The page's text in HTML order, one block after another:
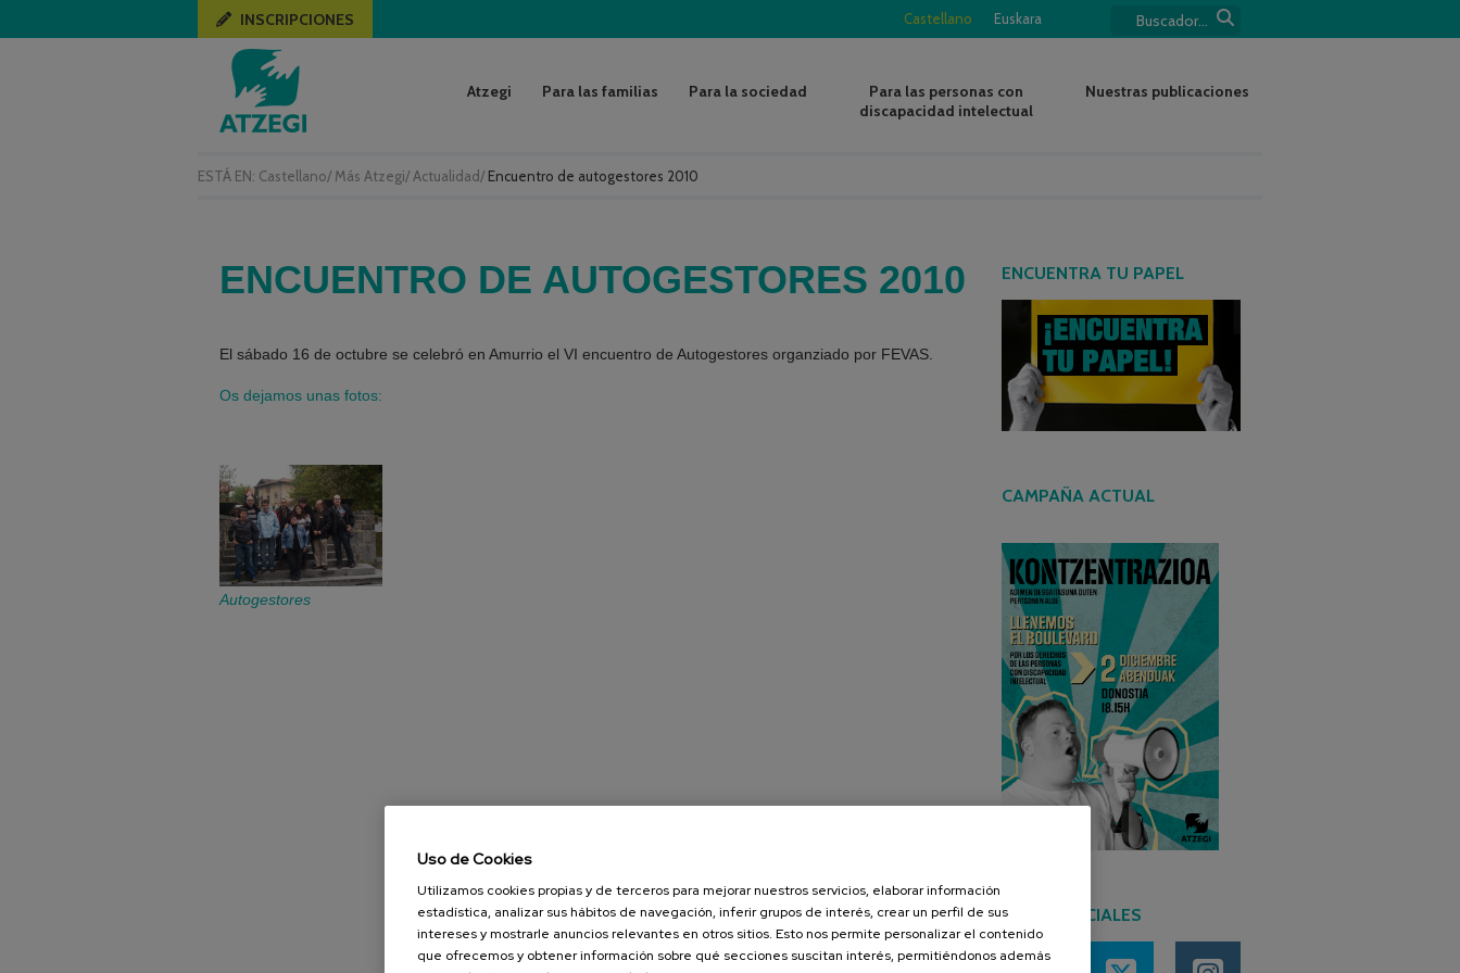
ESTÁ EN: Castellano/ Más Atzegi/ Actualidad/ Encuentro de autogestores 2010
Castellano Euskara
INSCRIPCIONES
Atzegi Para las familias Para la sociedad
Para las personas con
discapacidad intelectual
Nuestras publicaciones
ENCUENTRO DE AUTOGESTORES 2010
El sábado 16 de octubre se celebró en Amurrio el VI encuentro de Autogestores organziado por FEVAS.
Os dejamos unas fotos:
Autogestores
ENCUENTRA TU PAPEL
CAMPAÑA ACTUAL
REDES SOCIALES
Uso de Cookies
Utilizamos cookies propias y de terceros para mejorar nuestros servicios, elaborar información
estadística, analizar sus hábitos de navegación, inferir grupos de interés, crear un perfil de sus
intereses y mostrarle anuncios relevantes en otros sitios. Esto nos permite personalizar el contenido
que ofrecemos y obtener información sobre qué secciones suscitan interés, permitiéndonos además